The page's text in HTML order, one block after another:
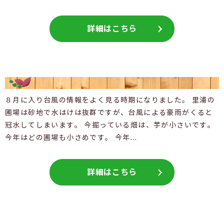
詳細はこちら
８月に入り台風の情報をよく見る時期になりました。 里浦の
圃場は砂地で水はけは抜群ですが、台風による豪雨がくると
冠水してしまいます。 今掘っている畑は、芋が小さいです。
今年はどの圃場も小さめです。 今年...
詳細はこちら